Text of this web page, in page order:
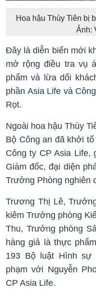
Hoa hậu Thùy Tiên bị
Ảnh:
Đây là diễn biến mới
mở rộng điều tra vụ
phẩm và lừa dối
phần Asia Life và
Rọt.
Ngoài hoa hậu Thùy
Bộ Công an đã khởi
Công ty CP Asia Life,
Giám đốc, đại diện
Trưởng Phòng nghiên
Trương Thị Lê,
kiêm Trưởng phòng
Thu, Trưởng phòng
hàng giả là thực
193 Bộ luật Hình sự
phạm với Nguyễn
CP Asia Life.